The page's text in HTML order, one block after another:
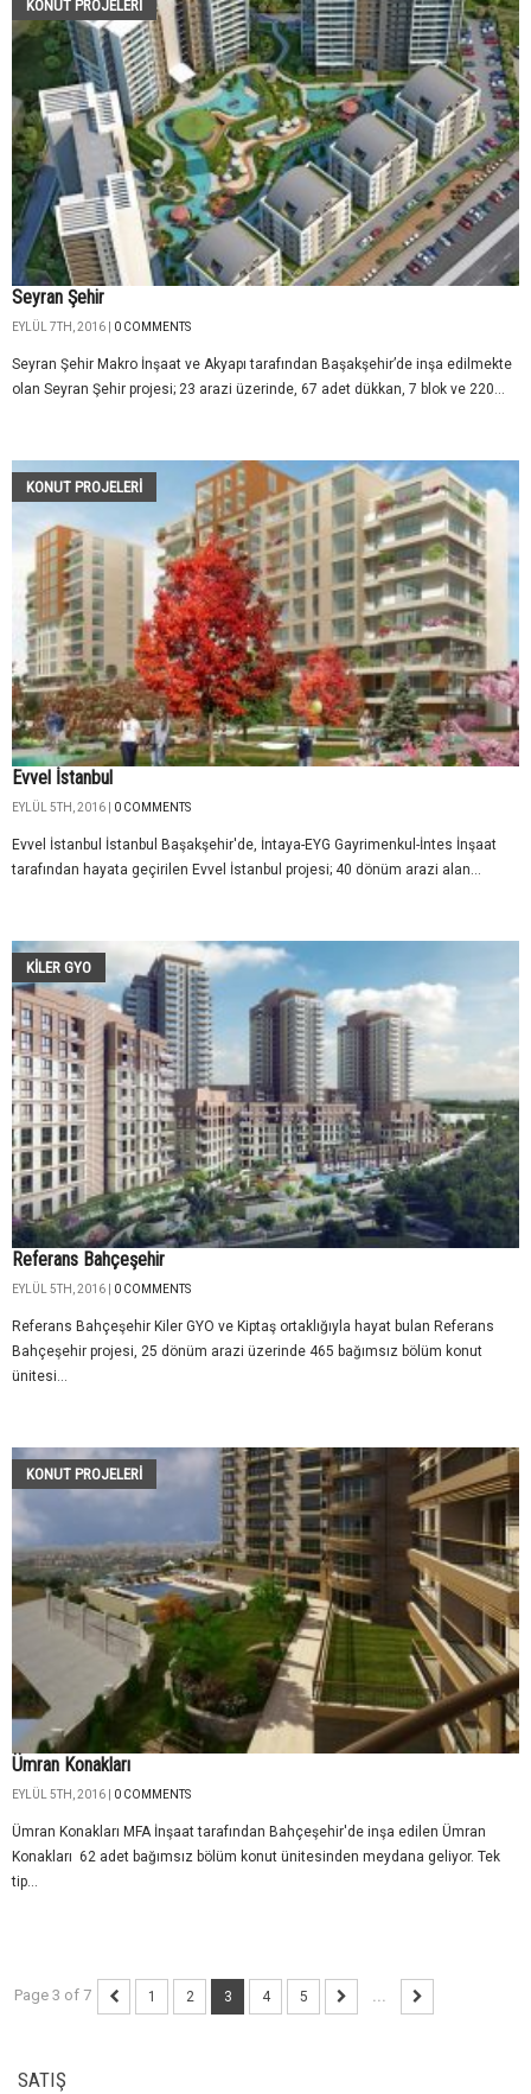
KONUT PROJELERI
Seyran Şehir
EYLÜL 7TH, 2016 | 0 COMMENTS
Seyran Şehir Makro İnşaat ve Akyapı tarafından Başakşehir’de inşa edilmekte
olan Seyran Şehir projesi; 23 arazi üzerinde, 67 adet dükkan, 7 blok ve 220...
KONUT PROJELERI
Evvel İstanbul
EYLÜL 5TH, 2016 | 0 COMMENTS
Evvel İstanbul İstanbul Başakşehir'de, İntaya-EYG Gayrimenkul-İntes İnşaat
tarafından hayata geçirilen Evvel İstanbul projesi; 40 dönüm arazi alan...
KILER GYO
Referans Bahçeşehir
EYLÜL 5TH, 2016 | 0 COMMENTS
Referans Bahçeşehir Kiler GYO ve Kiptaş ortaklığıyla hayat bulan Referans
Bahçeşehir projesi, 25 dönüm arazi üzerinde 465 bağımsız bölüm konut
ünitesi...
KONUT PROJELERI
Ümran Konakları
EYLÜL 5TH, 2016 | 0 COMMENTS
Ümran Konakları MFA İnşaat tarafından Bahçeşehir'de inşa edilen Ümran
Konakları 62 adet bağımsız bölüm konut ünitesinden meydana geliyor. Tek
tip...
Page 3 of 7 1 2 3 4 5 ...
SATIŞ